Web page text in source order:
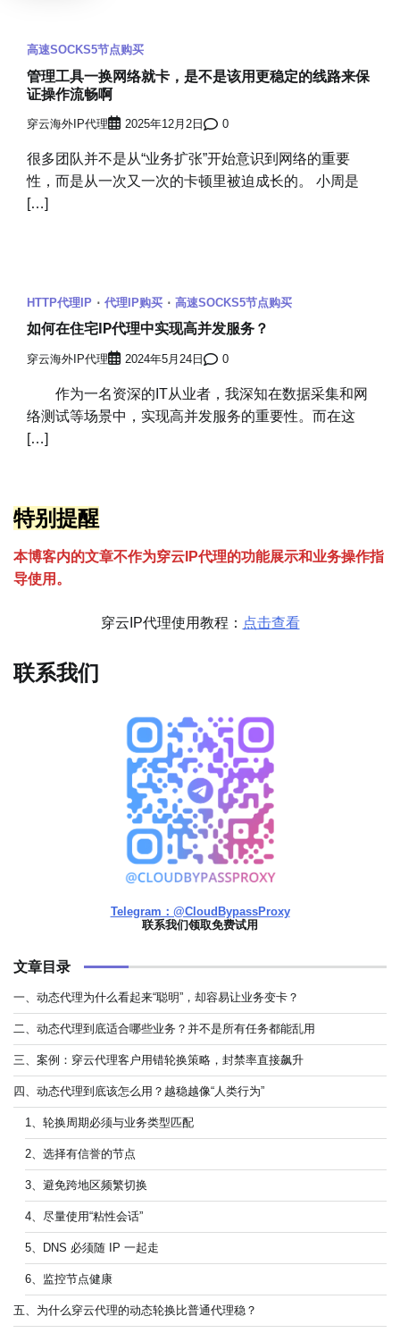
高速SOCKS5节点购买
管理工具一换网络就卡，是不是该用更稳定的线路来保
证操作流畅啊
穿云海外IP代理 2025年12月2日 0
很多团队并不是从“业务扩张”开始意识到网络的重要
性，而是从一次又一次的卡顿里被迫成长的。 小周是
[…]
HTTP代理IP 代理IP购买 高速SOCKS5节点购买
如何在住宅IP代理中实现高并发服务？
穿云海外IP代理 2024年5月24日 0
作为一名资深的IT从业者，我深知在数据采集和网
络测试等场景中，实现高并发服务的重要性。而在这
[…]
特别提醒
本博客内的文章不作为穿云 P代理的功能展示和业务操作指
导使用。
穿云IP代理使用教程： 点击查看
联系我们
Telegram：@CloudBypassProxy
联系我们领取免费试用
文章目录
一、动态代理为什么看起来“聪明”，却容易让业务变卡？
二、动态代理到底适合哪些业务？并不是所有任务都能乱用
三、案例：穿云代理客户用错轮换策略，封禁率直接飙升
四、动态代理到底该怎么用？越稳越像“人类行为”
1、轮换周期必须与业务类型匹配
2、选择有信誉的节点
3、避免跨地区频繁切换
4、尽量使用“粘性会话”
5、DNS 必须随 IP 一起走
6、监控节点健康
五、为什么穿云代理的动态轮换比普通代理稳？